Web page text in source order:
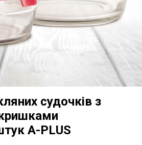
судочків з
A-PLUS